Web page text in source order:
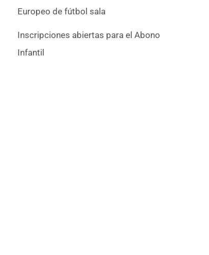
Europeo de fútbol sala
Inscripciones abiertas para el Abono
Infantil